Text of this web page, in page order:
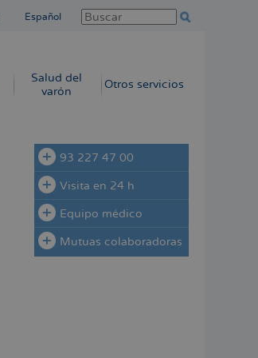
Español
Salud del
varón
Otros servicios
93 227 47 00
Visita en 24 h
Equipo médico
Mutuas colaboradoras